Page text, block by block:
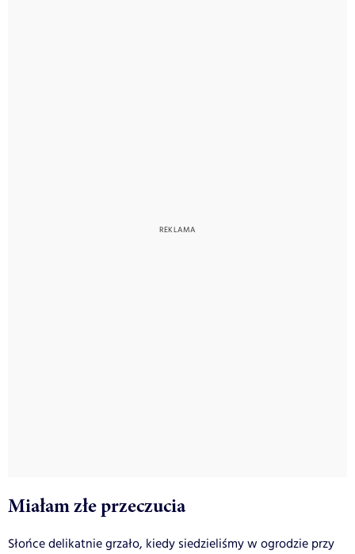
Miałam złe przeczucia
Słońce delikatnie grzało, kiedy siedzieliśmy w ogrodzie przy